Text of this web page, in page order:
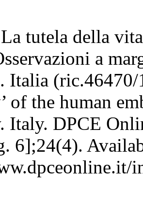
tutela della
a
Italia
of the human
Italy. DPCE
6];24(4).